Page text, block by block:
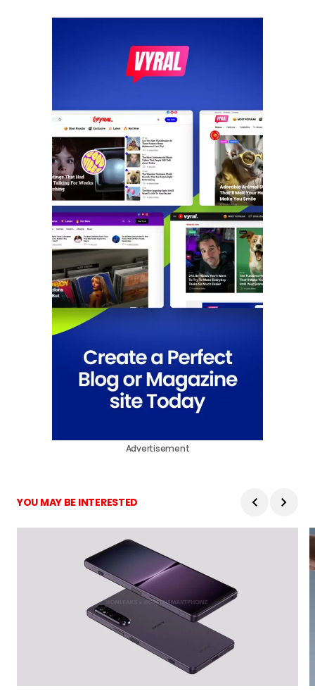
Advertisement
YOU MAY BE INTERESTED